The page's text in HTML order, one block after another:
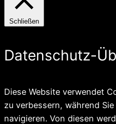
Schließen
Datenschutz-
Diese Website verwendet
zu verbessern, während
navigieren. Von diesen